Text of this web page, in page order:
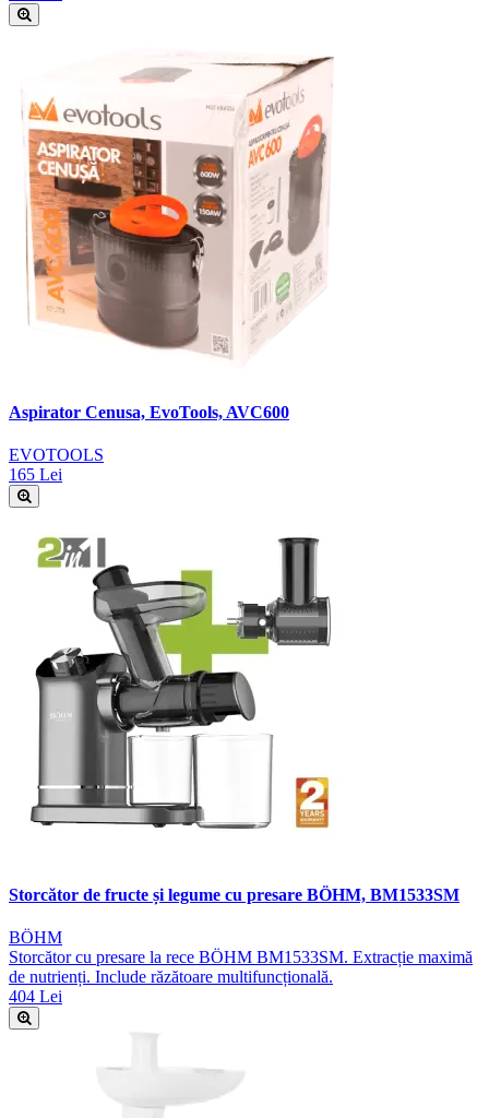
Aspirator Cenusa, EvoTools, AVC600
EVOTOOLS
165 Lei
Storcător de fructe și legume cu presare BÖHM, BM1533SM
BÖHM
Storcător cu presare la rece BÖHM BM1533SM. Extracție maximă
de nutrienți. Include răzătoare multifuncțională.
404 Lei